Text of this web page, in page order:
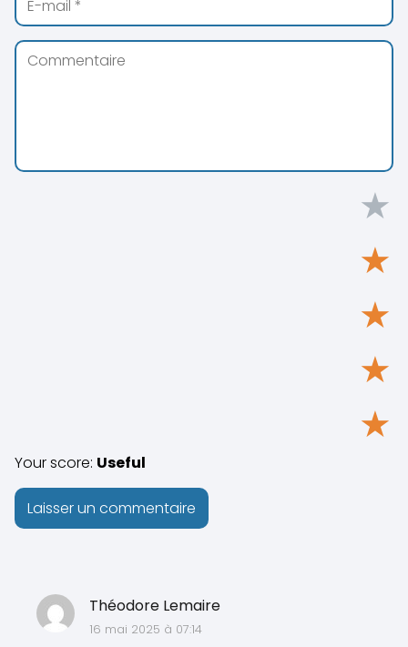
Théodore Lemaire
16 mai 2025 à 07:14
★
★
★
★
★
Your score: Useful